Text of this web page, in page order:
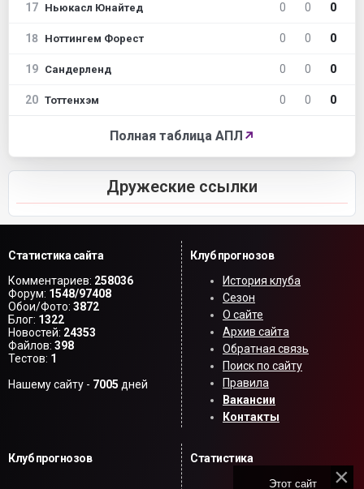
17 Ньюкасл Юнайтед 0 0 0
18 Ноттингем Форест 0 0 0
19 Сандерленд 0 0 0
20 Тоттенхэм 0 0 0
Полная таблица АПЛ ↗
Дружеские ссылки
Статистика сайта
Комментариев: 258036
Форум: 1548/97408
Обои/Фото: 3872
Блог: 1322
Новостей: 24353
Файлов: 398
Тестов: 1
Нашему сайту - 7005 дней
Клуб прогнозов
История клуба
Сезон
О сайте
Архив сайта
Обратная связь
Поиск по сайту
Правила
Вакансии
Контакты
Клуб прогнозов Статистика
Этот сайт